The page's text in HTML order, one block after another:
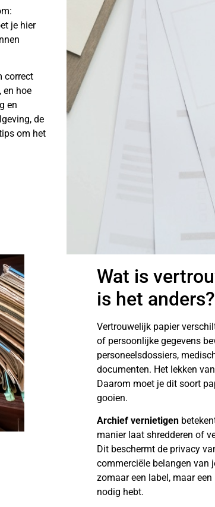
je hier
correct
en hoe
en
de
om het
Wat is
is het anders?
Vertrouwelijk papier
of persoonlijke gegevens
personeelsdossiers,
documenten. Het lekken
Daarom moet je dit soort
gooien.
Archief vernietigen
manier laat shredderen of
Dit beschermt de privacy
commerciële belangen van
zomaar een label, maar
nodig hebt.